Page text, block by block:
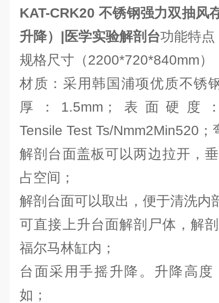
KAT-CRK20 不锈钢强力双抽风
升降）|医学实验解剖台功能特点
规格尺寸（2200*720*840mm）
材质：采用韩国浦项优质不锈
厚：1.5mm；表面硬度
Tensile Test Ts/Nmm2Min520；
解剖台面盖板可以两边拉开，
占空间；
解剖台面可以取出，便于清洗内
可直接上升台面解剖尸体，解
福尔马林缸内；
台面采用手摇升降。升降高
如；